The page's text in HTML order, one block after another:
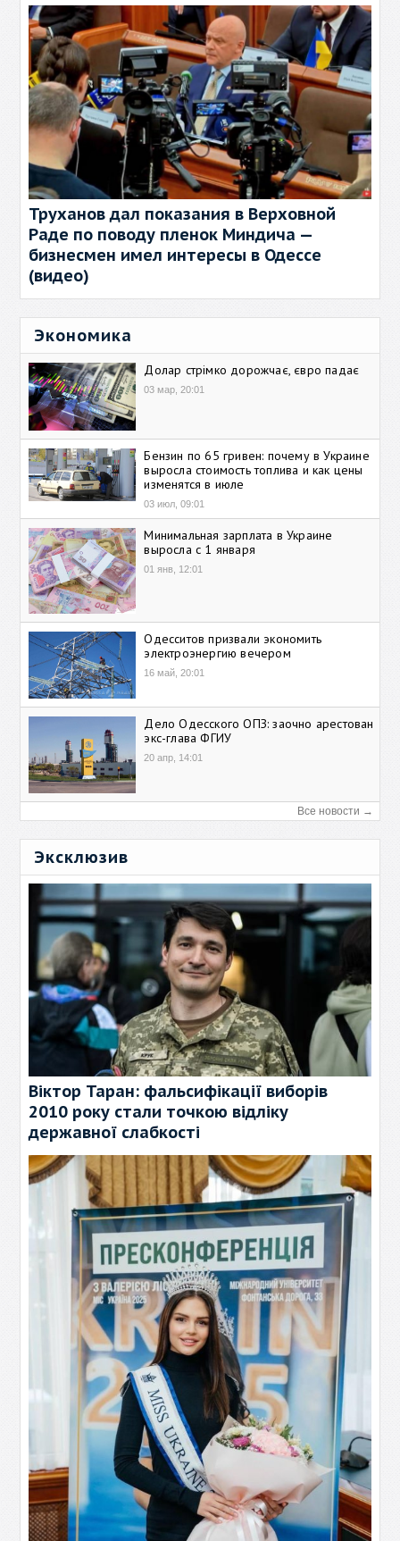
Труханов дал показания в Верховной
Раде по поводу пленок Миндича —
бизнесмен имел интересы в Одессе
(видео)
Экономика
Долар стрімко дорожчає, євро падає
03 мар, 20:01
Бензин по 65 гривен: почему в Украине
выросла стоимость топлива и как цены
изменятся в июле
03 июл, 09:01
Минимальная зарплата в Украине
выросла с 1 января
01 янв, 12:01
Одесситов призвали экономить
электроэнергию вечером
16 май, 20:01
Дело Одесского ОПЗ: заочно арестован
экс-глава ФГИУ
20 апр, 14:01
Все новости →
Эксклюзив
Віктор Таран: фальсифікації виборів
2010 року стали точкою відліку
державної слабкості